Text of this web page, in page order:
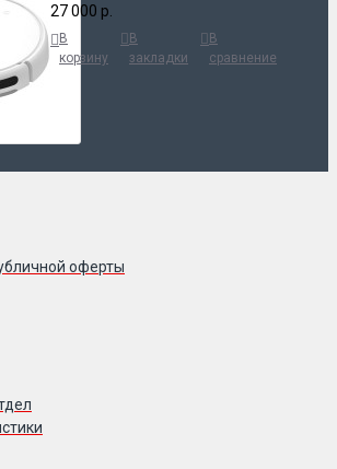
27 000 р.
В
корзину
В
закладки
В
сравнение
оферты